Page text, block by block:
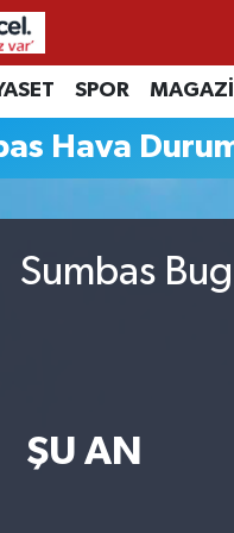
SPOR
Hava
Sumbas
ŞU AN